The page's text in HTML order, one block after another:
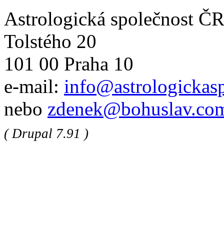
Astrologická společnost ČR
Tolstého 20
101 00 Praha 10
e-mail:
nebo
( Drupal 7.91 )